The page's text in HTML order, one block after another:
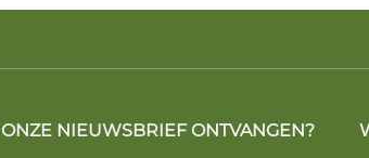
ONZE NIEUWSBRIEF ONTVANGEN?